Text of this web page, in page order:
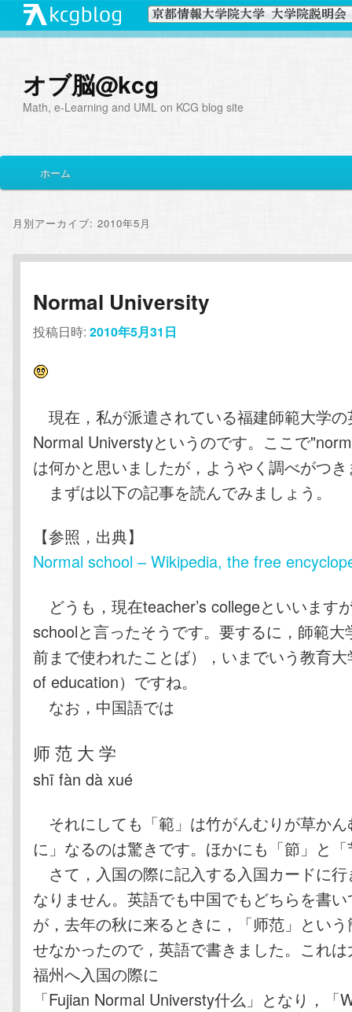
オブ脳@kcg
Math, e-Learning and UML on KCG blog site
イ
メ
ン
ン
ツ
へ
動
サ
コ
テ
へ
移
ホーム
月別アーカイブ:2010年5月
Normal University
投稿日時:2010年5月31日
現在，私が派遣されている福建師範大学の
Normal Universtyというのです。ここで
は何かと思いましたが，ようやく調べがつ
まずは以下の記事を読んでみましょう。
【参照，出典】
Normal school – Wikipedia, the free
どうも，現在teacher’s collegeといいます
schoolと言ったそうです。要するに，師範大
前まで使われたことば），いまでいう教育
of education）ですね。
なお，中国語では
师 范 大 学
shī fàn dà xué
それにしても「範」は竹がんむりが草か
に」なるのは驚きです。ほかにも「節」と
さて，入国の際に記入する入国カードに
なりません。英語でも中国でもどちらを書
が，去年の秋に来るときに，「师范」とい
せなかったので，英語で書きました。これ
福州へ入国の際に
「Fujian Normal Universty什么」となり，「